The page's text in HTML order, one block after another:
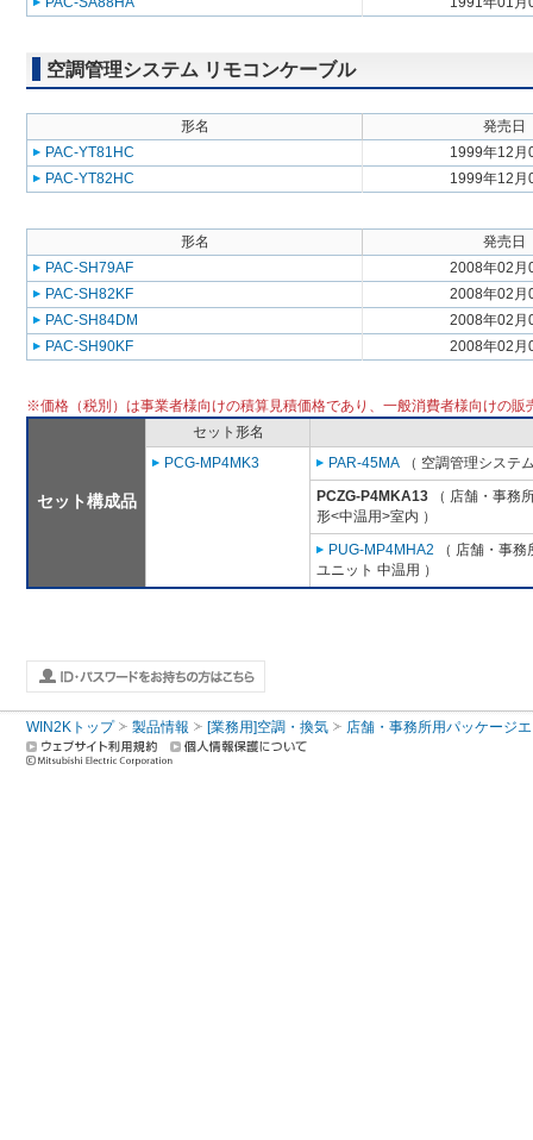
空調管理システム リモコンケーブル
形名
発売日
PAC-YT81HC
1999年12月
PAC-YT82HC
1999年12月
形名
発売日
PAC-SH79AF
2008年02月
PAC-SH82KF
2008年02月
PAC-SH84DM
2008年02月
PAC-SH90KF
2008年02月
※価格（税別）は事業者様向けの積算見積価格であり、一般消費者様向けの販
セット構成品
セット形名
PCG-MP4MK3
PAR-45MA （ 空調管理システ
PCZG-P4MKA13 （ 店舗・事務
形<中温用>室内 ）
PUG-MP4MHA2 （ 店舗・事
ユニット 中温用 ）
WIN2Kトップ 製品情報 [業務用]空調・換気 店舗・事務所用パッケージ